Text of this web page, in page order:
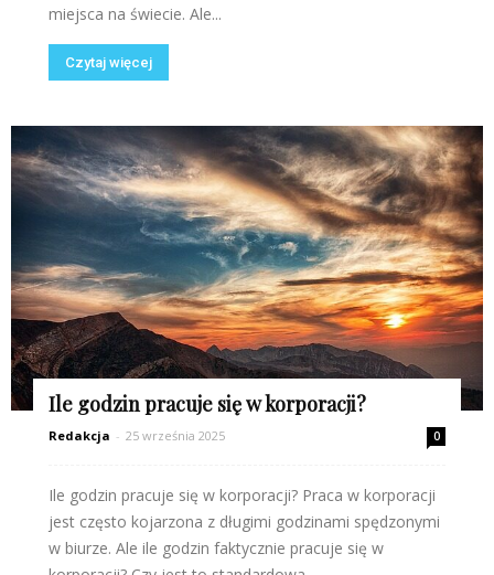
miejsca na świecie. Ale...
Czytaj więcej
Ile godzin pracuje się w korporacji?
Redakcja - 25 września 2025 0
Ile godzin pracuje się w korporacji? Praca w korporacji
jest często kojarzona z długimi godzinami spędzonymi
w biurze. Ale ile godzin faktycznie pracuje się w